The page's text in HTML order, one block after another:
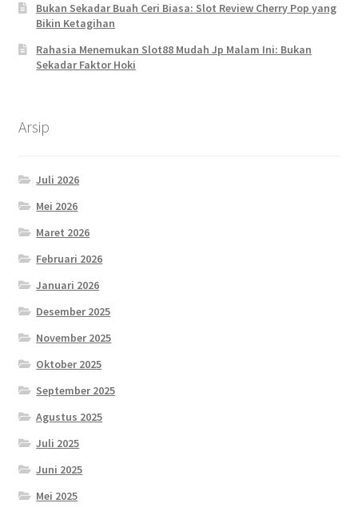
Bukan Sekadar Buah Ceri Biasa: Slot Review Cherry Pop yang
Bikin Ketagihan
Rahasia Menemukan Slot88 Mudah Jp Malam Ini: Bukan
Sekadar Faktor Hoki
Arsip
Juli 2026
Mei 2026
Maret 2026
Februari 2026
Januari 2026
Desember 2025
November 2025
Oktober 2025
September 2025
Agustus 2025
Juli 2025
Juni 2025
Mei 2025